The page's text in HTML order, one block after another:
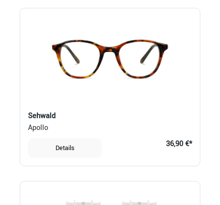
Sehwald
Apollo
Details 36,90 €*